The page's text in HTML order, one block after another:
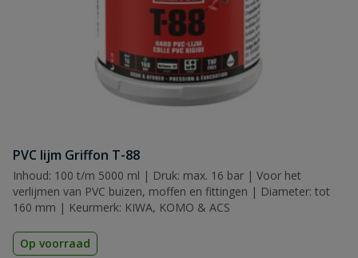
Beoordeling versturen
PVC lijm Griffon T-88
Inhoud: 100 t/m 5000 ml | Druk: max. 16 bar | Voor het
verlijmen van PVC buizen, moffen en fittingen | Diameter: tot
160 mm | Keurmerk: KIWA, KOMO & ACS
Op voorraad